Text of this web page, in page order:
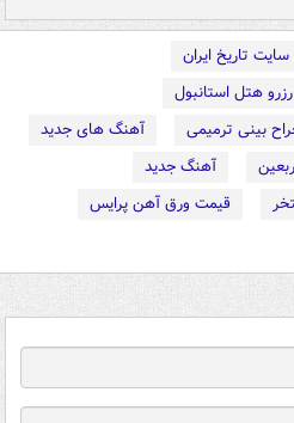
سایت تاریخ ایران
رزرو هتل استانبول
بینی ترمیمی
آهنگ های جدید
آهنگ جدید
قیمت ورق آهن پرایس